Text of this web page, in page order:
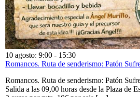
10 agosto: 9:00 - 15:30
Romancos. Ruta de senderismo: Patón
Romancos. Ruta de senderismo: Patón
Salida a las 09,00 horas desde la Plaza de